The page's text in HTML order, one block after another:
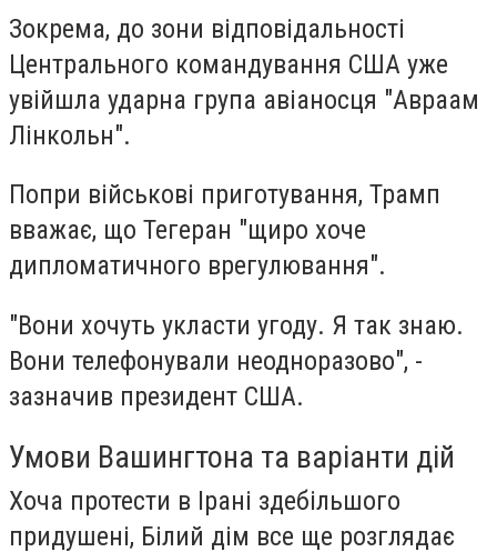
Зокрема, до зони відповідальності
Центрального командування США уже
увійшла ударна група авіаносця "Авраам
Лінкольн".
Попри військові приготування, Трамп
вважає, що Тегеран "щиро хоче
дипломатичного врегулювання".
"Вони хочуть укласти угоду. Я так знаю.
Вони телефонували неодноразово", -
зазначив президент США.
Умови Вашингтона та варіанти дій
Хоча протести в Ірані здебільшого
придушені, Білий дім все ще розглядає